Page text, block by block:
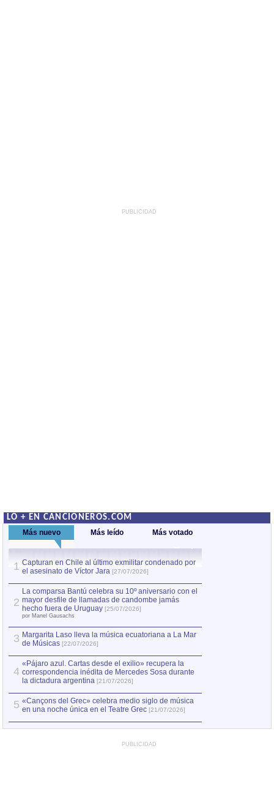
PUBLICIDAD
LO + EN CANCIONEROS.COM
Más nuevo Más leído Más votado
1 Capturan en Chile al último exmilitar condenado por
el asesinato de Víctor Jara [27/07/2026]
2
La comparsa Bantú celebra su 10º aniversario con el
mayor desfile de llamadas de candombe jamás
hecho fuera de Uruguay [25/07/2026]
por Manel Gausachs
3 Margarita Laso lleva la música ecuatoriana a La Mar
de Músicas [22/07/2026]
4
«Pájaro azul. Cartas desde el exilio» recupera la
correspondencia inédita de Mercedes Sosa durante
la dictadura argentina [21/07/2026]
5 «Cançons del Grec» celebra medio siglo de música
en una noche única en el Teatre Grec [21/07/2026]
PUBLICIDAD